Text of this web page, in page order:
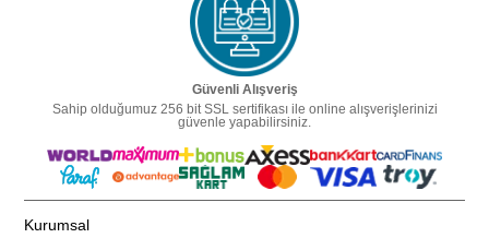
Güvenli Alışveriş
Sahip olduğumuz 256 bit SSL sertifikası ile online alışverişlerinizi
güvenle yapabilirsiniz.
Kurumsal